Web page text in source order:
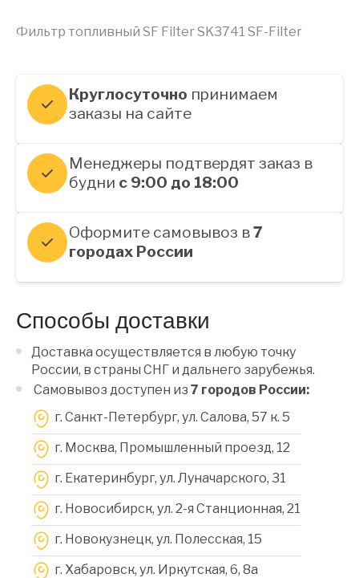
Фильтр топливный SF Filter SK3741 SF-Filter
Круглосуточно принимаем
заказы на сайте
Менеджеры подтвердят заказ в
будни с 9:00 до 18:00
Оформите самовывоз в7
городах России
Способы доставки
Доставка осуществляется в любую точку
России, в страны СНГ и дальнего зарубежья.
Самовывоз доступен из 7 городов России:
г. Санкт-Петербург, ул. Салова, 57 к. 5
г. Москва, Промышленный проезд, 12
г. Екатеринбург, ул. Луначарского, 31
г. Новосибирск, ул. 2-я Станционная, 21
г. Новокузнецк, ул. Полесская, 15
г. Хабаровск, ул. Иркутская, 6, 8a